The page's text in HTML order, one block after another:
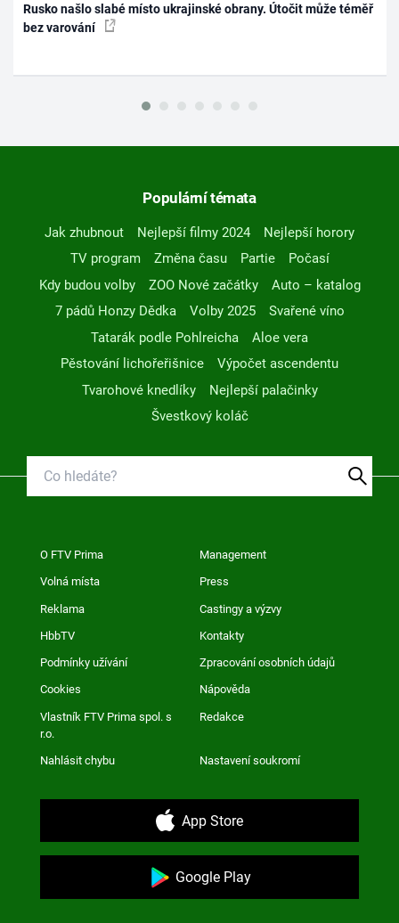
Rusko našlo slabé místo ukrajinské obrany. Útočit může téměř
bez varování
Populární témata
Jak zhubnout Nejlepší filmy 2024
Nejlepší horory
TV program
Změna času Partie
Počasí
Kdy budou volby
ZOO Nové začátky
Auto – katalog
7 pádů Honzy Dědka
Volby 2025
Svařené víno
Tatarák podle Pohlreicha
Aloe vera
Pěstování lichořeřišnice
Výpočet ascendentu
Tvarohové knedlíky
Nejlepší palačinky
Švestkový koláč
O FTV Prima Management
Volná místa Press
Reklama Castingy a výzvy
HbbTV Kontakty
Podmínky užívání Zpracování osobních údajů
Cookies Nápověda
Vlastník FTV Prima spol. s
r.o.
Redakce
Nahlásit chybu Nastavení soukromí
App Store
Google Play